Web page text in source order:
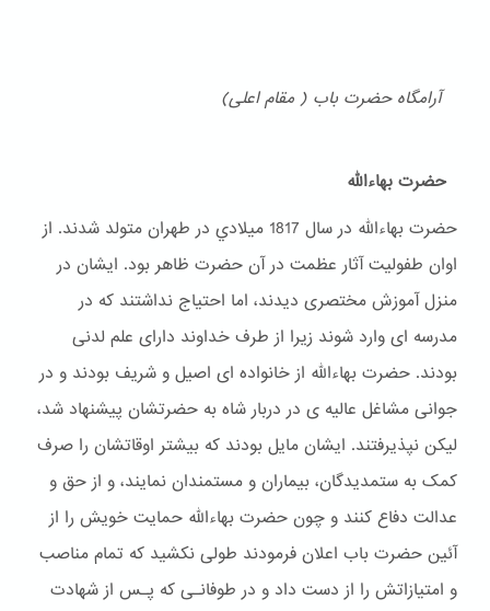
آرامگاه حضرت باب ( مقام اعلی)
حضرت بهاءالله
حضرت بهاءالله در سال 1817 ميلادي در طهران متولد شدند. از
اوان طفولیت آثار عظمت در آن حضرت ظاهر بود. ایشان در
منزل آموزش مختصری دیدند، اما احتیاج نداشتند که در
مدرسه ای وارد شوند زیرا از طرف خداوند دارای علم لدنی
بودند. حضرت بهاءالله از خانواده ای اصیل و شریف بودند و در
جوانی مشاغل عالیه ی در دربار شاه به حضرتشان پیشنهاد شد،
لیکن نپذیرفتند. ایشان مایل بودند که بیشتر اوقاتشان را صرف
کمک به ستمدیدگان، بیماران و مستمندان نمایند، و از حق و
عدالت دفاع کنند و چون حضرت بهاءالله حمایت خویش را از
آئین حضرت باب اعلان فرمودند طولی نکشید که تمام مناصب
و امتیازاتش را از دست داد و در طوفانـی که پـس از شهادت